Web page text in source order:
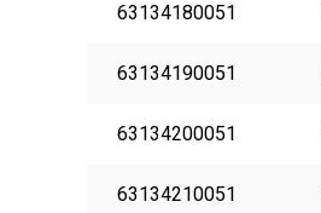
63134180051
63134190051
63134200051
63134210051